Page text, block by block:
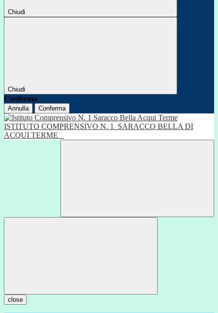
Chiudi
Chiudi
Conferma
Annulla Conferma
ISTITUTO COMPRENSIVO N. 1
SARACCO BELLA DI
ACQUI TERME
close